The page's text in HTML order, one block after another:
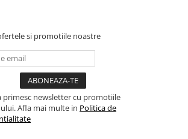
vehiculesi promotiile noastre
primesc newsletter cu promotiile
Afla mai multe in Politica de